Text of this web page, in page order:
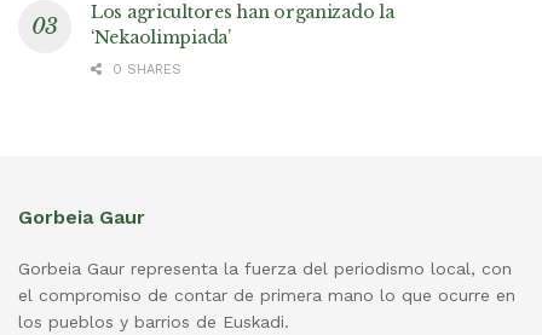
Los agricultores han organizado la
‘Nekaolimpiada’
0 SHARES
Gorbeia Gaur
Gorbeia Gaur representa la fuerza del periodismo local, con
el compromiso de contar de primera mano lo que ocurre en
los pueblos y barrios de Euskadi.